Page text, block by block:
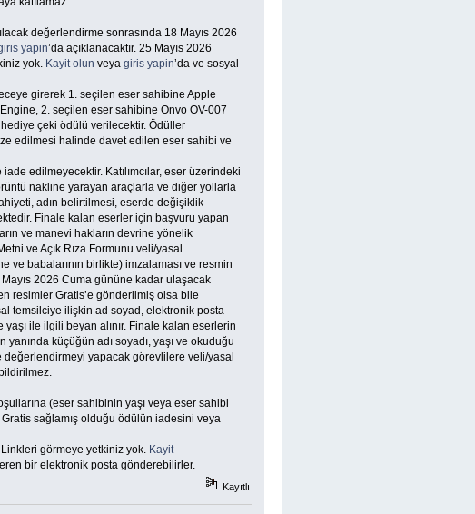
değerlendirme sonrasında 18 Mayıs 2026
yapin’da açıklanacaktır. 25 Mayıs 2026
yok. Kayit olun veya giris yapin’da ve sosyal
girerek 1. seçilen eser sahibine Apple
2. seçilen eser sahibine Onvo OV-007
çeki ödülü verilecektir. Ödüller
edilmesi halinde davet edilen eser sahibi ve
edilmeyecektir. Katılımcılar, eser üzerindeki
nakline yarayan araçlarla ve diğer yollarla
adın belirtilmesi, eserde değişiklik
Finale kalan eserler için başvuru yapan
ve manevi hakların devrine yönelik
ve Açık Rıza Formunu veli/yasal
babalarının birlikte) imzalaması ve resmin
2026 Cuma gününe kadar ulaşacak
resimler Gratis’e gönderilmiş olsa bile
temsilciye ilişkin ad soyad, elektronik posta
ile ilgili beyan alınır. Finale kalan eserlerin
küçüğün adı soyadı, yaşı ve okuduğu
yapacak görevlilere veli/yasal
(eser sahibinin yaşı veya eser sahibi
sağlamış olduğu ödülün iadesini veya
görmeye yetkiniz yok. Kayit
bir elektronik posta gönderebilirler.
Kayıtlı